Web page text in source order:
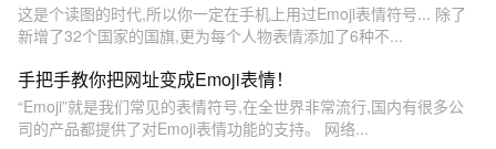
这是个读图的时代,所以你一定在手机上用过Emoji表情符号... 除了
新增了32个国家的国旗,更为每个人物表情添加了6种不...
手把手教你把网址变成Emoji表情！
“Emoji”就是我们常见的表情符号,在全世界非常流行,国内有很多公
司的产品都提供了对Emoji表情功能的支持。 网络...